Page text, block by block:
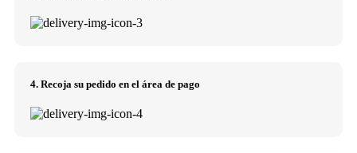
4. Recoja su pedido en el área de pago